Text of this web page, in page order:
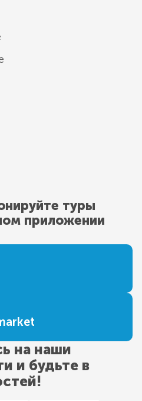
туры
приложении
на наши
и будьте в